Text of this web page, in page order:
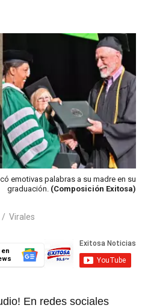
emotivas palabras a su madre en su
graduación. (Composición Exitosa)
/ Virales
En redes sociales